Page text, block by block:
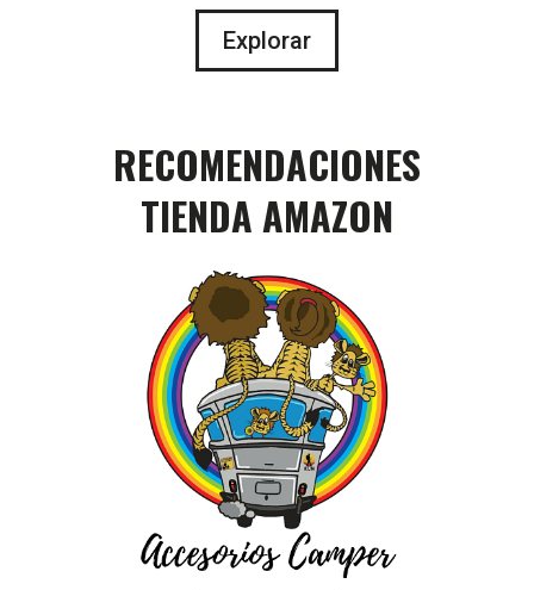
Explorar
RECOMENDACIONES
TIENDA AMAZON